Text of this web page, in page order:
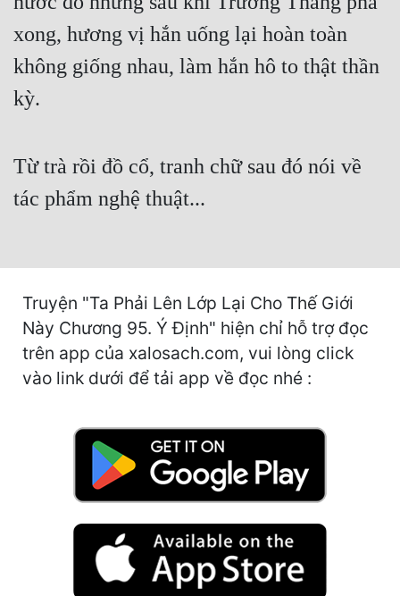
Góc Nhìn Nam
Góc Nhìn Nữ
Huyền Nghi
Huyền Ảo
Học Đường
Khoa Huyễn
Khoa Huyễn Không Gian
xong, hương vị hắn uống lại hoàn toàn
không giống nhau, làm hắn hô to thật thần
kỳ.
Từ trà rồi đồ cổ, tranh chữ sau đó nói về
tác phẩm nghệ thuật...
Truyện "Ta Phải Lên Lớp Lại Cho Thế Giới
Này Chương 95. Ý Định" hiện chỉ hỗ trợ đọc
trên app của xalosach.com, vui lòng click
vào link dưới để tải app về đọc nhé :